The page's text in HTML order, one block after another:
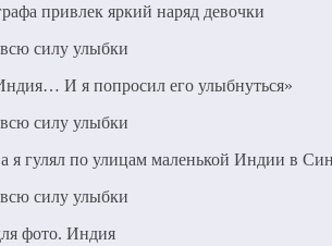
привлек яркий наряд девочки
И я попросил его улыбнуться»
гулял по улицам маленькой Индии в
фото. Индия